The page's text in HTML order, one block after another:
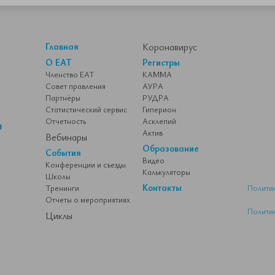
Главная
О ЕАТ
Членство ЕАТ
Совет правления
Партнёры
Статистический сервис
Отчетность
Вебинары
События
Конференции и съезды
Школы
Тренинги
Отчеты о мероприятиях
Циклы
Коронавирус
Регистры
КАММА
АУРА
РУДРА
Гиперион
Асклепий
Актив
Образование
Видео
Калькуляторы
Контакты